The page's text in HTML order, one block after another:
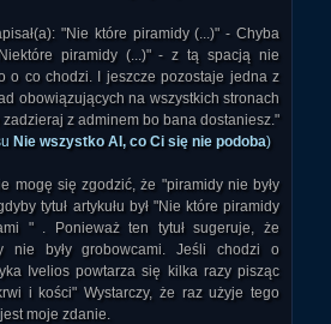
"Nie które piramidy (...)" - Chyba
piramidy (...)" - z tą spacją nie
o co chodzi. I jeszcze pozostaje jedna z
obowiązujących na wszystkich stronach
z adminem bo bana dostaniesz."
Nie wszystko AI, co Ci się nie podoba)
mogę się zgodzić, że "piramidy nie były
tytuł artykułu był "Nie które piramidy
" . Ponieważ ten tytuł sugeruje, że
nie były grobowcami. Jeśli chodzi o
Ivelios powtarza się kilka razy pisząc
i kości" Wystarczy, że raz użyje tego
moje zdanie.